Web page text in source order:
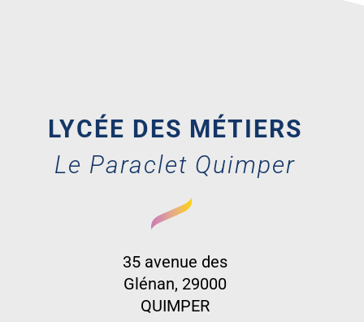
LYCÉE DES MÉTIERS
Le Paraclet Quimper
35 avenue des
Glénan, 29000
QUIMPER